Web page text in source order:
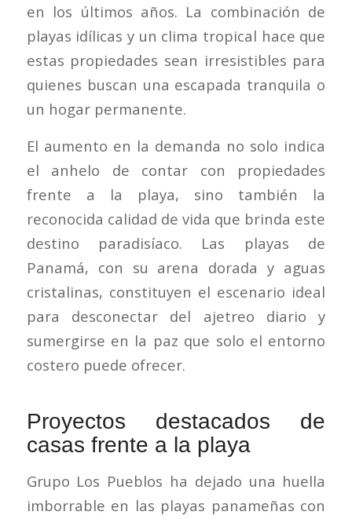
en los últimos años. La combinación de
playas idílicas y un clima tropical hace que
estas propiedades sean irresistibles para
quienes buscan una escapada tranquila o
un hogar permanente.
El aumento en la demanda no solo indica
el anhelo de contar con propiedades
frente a la playa, sino también la
reconocida calidad de vida que brinda este
destino paradisíaco. Las playas de
Panamá, con su arena dorada y aguas
cristalinas, constituyen el escenario ideal
para desconectar del ajetreo diario y
sumergirse en la paz que solo el entorno
costero puede ofrecer.
Proyectos destacados de
casas frente a la playa
Grupo Los Pueblos ha dejado una huella
imborrable en las playas panameñas con